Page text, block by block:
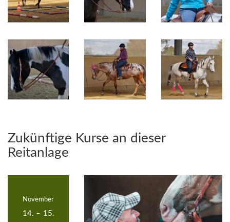
Zukünftige Kurse an dieser
Reitanlage
14. – 15.
November